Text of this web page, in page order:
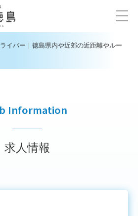
イバー｜徳島県内や近郊の近距離やルー
Information
求人情報